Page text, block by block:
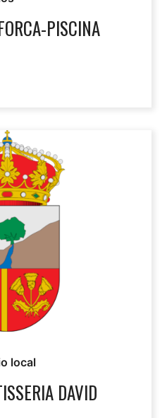
PISCINA
local
DAVID